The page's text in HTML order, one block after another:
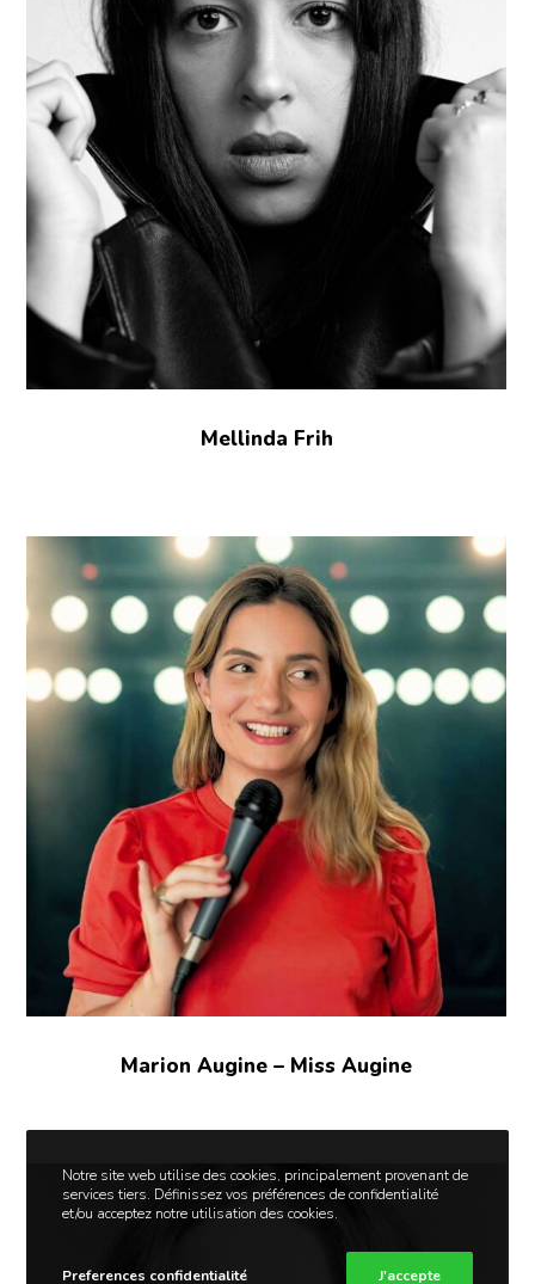
Mellinda Frih
Marion Augine – Miss Augine
Notre site web utilise des cookies, principalement provenant de
services tiers. Définissez vos préférences de confidentialité
et/ou acceptez notre utilisation des cookies.
Preferences confidentialité J'accepte